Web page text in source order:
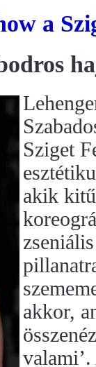
a
Sziget
akik
akkor,